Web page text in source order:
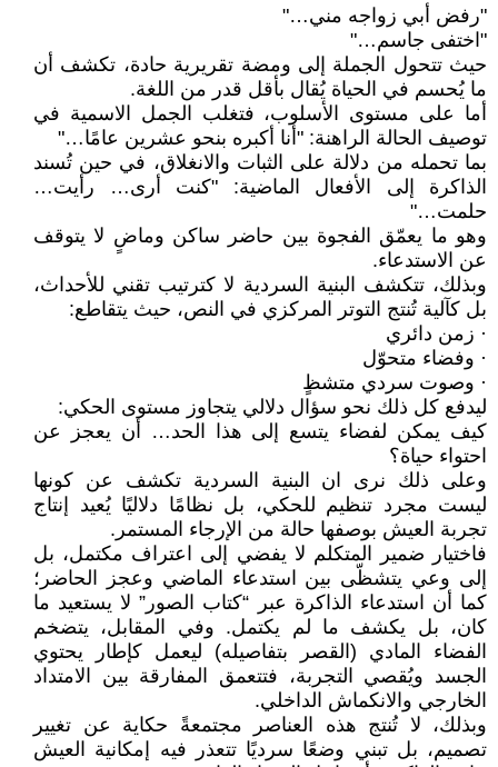
"رفض أبي زواجه مني…"
"اختفى جاسم…"
حيث تتحول الجملة إلى ومضة تقريرية حادة، تكشف أن
ما يُحسم في الحياة يُقال بأقل قدر من اللغة.
أما على مستوى الأسلوب، فتغلب الجمل الاسمية في
توصيف الحالة الراهنة: "أنا أكبره بنحو عشرين عامًا…"
بما تحمله من دلالة على الثبات والانغلاق، في حين تُسند
الذاكرة إلى الأفعال الماضية: "كنت أرى… رأيت…
حلمت…"
وهو ما يعمّق الفجوة بين حاضر ساكن وماضٍ لا يتوقف
عن الاستدعاء.
وبذلك، تتكشف البنية السردية لا كترتيب تقني للأحداث،
بل كآلية تُنتج التوتر المركزي في النص، حيث يتقاطع:
· زمن دائري
· وفضاء متحوّل
· وصوت سردي متشظٍ
ليدفع كل ذلك نحو سؤال دلالي يتجاوز مستوى الحكي:
كيف يمكن لفضاء يتسع إلى هذا الحد… أن يعجز عن
احتواء حياة؟
وعلى ذلك نرى ان البنية السردية تكشف عن كونها
ليست مجرد تنظيم للحكي، بل نظامًا دلاليًا يُعيد إنتاج
تجربة العيش بوصفها حالة من الإرجاء المستمر.
فاختيار ضمير المتكلم لا يفضي إلى اعتراف مكتمل، بل
إلى وعي يتشظّى بين استدعاء الماضي وعجز الحاضر؛
كما أن استدعاء الذاكرة عبر “كتاب الصور” لا يستعيد ما
كان، بل يكشف ما لم يكتمل. وفي المقابل، يتضخم
الفضاء المادي (القصر بتفاصيله) ليعمل كإطار يحتوي
الجسد ويُقصي التجربة، فتتعمق المفارقة بين الامتداد
الخارجي والانكماش الداخلي.
وبذلك، لا تُنتج هذه العناصر مجتمعةً حكاية عن تغيير
تصميم، بل تبني وضعًا سرديًا تتعذر فيه إمكانية العيش